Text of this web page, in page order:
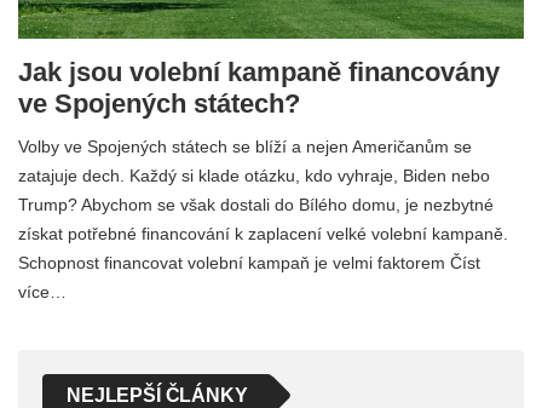
Jak jsou volební kampaně financovány
ve Spojených státech?
Volby ve Spojených státech se blíží a nejen Američanům se
zatajuje dech. Každý si klade otázku, kdo vyhraje, Biden nebo
Trump? Abychom se však dostali do Bílého domu, je nezbytné
získat potřebné financování k zaplacení velké volební kampaně.
Schopnost financovat volební kampaň je velmi faktorem Číst
více…
NEJLEPŠÍ ČLÁNKY